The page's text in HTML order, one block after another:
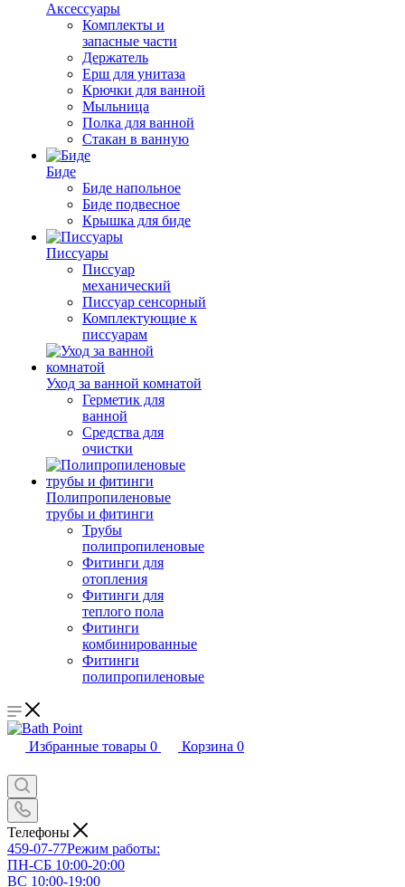
Аксессуары
Комплекты и
запасные части
Держатель
Ерш для унитаза
Крючки для ванной
Мыльница
Полка для ванной
Стакан в ванную
Биде
Биде напольное
Биде подвесное
Крышка для биде
Писсуары
Писсуар
механический
Писсуар сенсорный
Комплектующие к
писсуарам
Уход за ванной комнатой
Герметик для
ванной
Средства для
очистки
Полипропиленовые
трубы и фитинги
Трубы
полипропиленовые
Фитинги для
отопления
Фитинги для
теплого пола
Фитинги
комбинированные
Фитинги
полипропиленовые
Избранные товары 0 Корзина 0
Телефоны
459-07-77Режим работы:
ПН-СБ 10:00-20:00
ВС 10:00-19:00